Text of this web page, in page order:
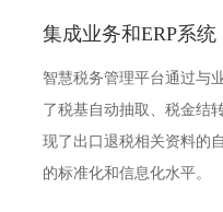
集成业务和ERP系统
智慧税务管理平台通过与
了税基自动抽取、税金结
现了出口退税相关资料的
的标准化和信息化水平。